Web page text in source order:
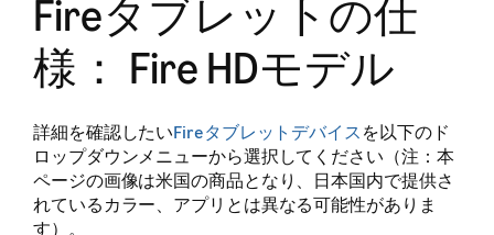
Fireタブレットの仕
様： Fire HDモデル
詳細を確認したいFireタブレットデバイス を以下のド
ロップダウンメニューから選択してください（注：本
ページの画像は米国の商品となり、日本国内で提供さ
れているカラー、アプリとは異なる可能性がありま
す）。